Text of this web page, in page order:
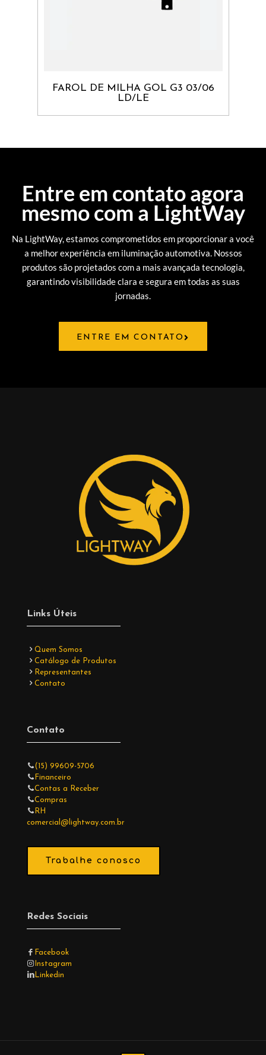
FAROL DE MILHA GOL G3 03/06
LD/LE
Entre em contato agora
mesmo com a LightWay
Na LightWay, estamos comprometidos em proporcionar a você
a melhor experiência em iluminação automotiva. Nossos
produtos são projetados com a mais avançada tecnologia,
garantindo visibilidade clara e segura em todas as suas
jornadas.
ENTRE EM CONTATO
Links Úteis
Quem Somos
Catálogo de Produtos
Representantes
Contato
Contato
(15) 99609-5706
Financeiro
Contas a Receber
Compras
RH
comercial@lightway.com.br
Trabalhe conosco
Redes Sociais
Facebook
Instagram
Linkedin